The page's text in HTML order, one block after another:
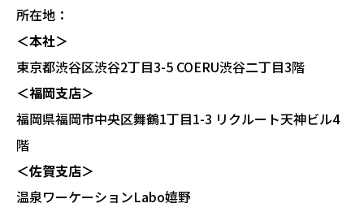
所在地：
＜本社＞
東京都渋谷区渋谷2丁目3-5 COERU渋谷二丁目3階
＜福岡支店＞
福岡県福岡市中央区舞鶴1丁目1-3 リクルート天神ビル4
階
＜佐賀支店＞
温泉ワーケーションLabo嬉野